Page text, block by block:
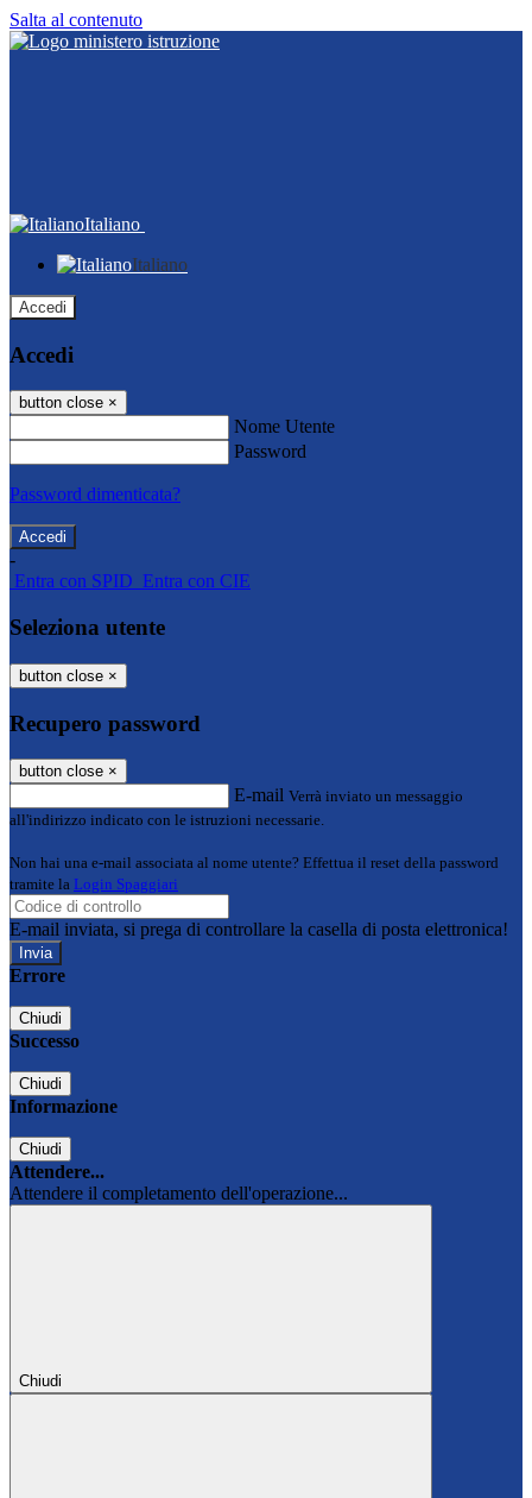
Salta al contenuto
Italiano
Italiano
Accedi
Accedi
button close ×
Nome Utente
Password
Password dimenticata?
-
Entra con SPID Entra con CIE
Seleziona utente
button close ×
Recupero password
button close ×
E-mail Verrà inviato un messaggio
all'indirizzo indicato con le istruzioni necessarie.
Non hai una e-mail associata al nome utente? Effettua il reset della password
tramite la Login Spaggiari
E-mail inviata, si prega di controllare la casella di posta elettronica!
Errore
Chiudi
Successo
Chiudi
Informazione
Chiudi
Attendere...
Attendere il completamento dell'operazione...
Chiudi